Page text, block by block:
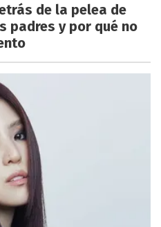
de la pelea de
padres y por qué no